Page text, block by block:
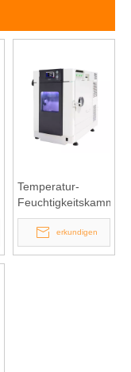
Temperatur-
Feuchtigkeitskammer
vom Tischmodell
erkundigen